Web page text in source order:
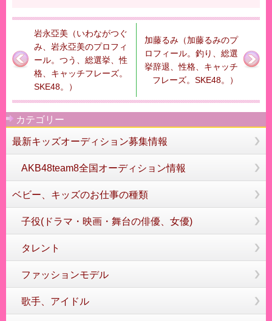
岩永亞美（いわながつぐ
み、岩永亞美のプロフィ
ール。つう、総選挙、性
格、キャッチフレーズ。
SKE48。）
加藤るみ（加藤るみのプ
ロフィール。釣り、総選
挙辞退、性格、キャッチ
フレーズ。SKE48。）
カテゴリー
最新キッズオーディション募集情報
AKB48team8全国オーディション情報
ベビー、キッズのお仕事の種類
子役(ドラマ・映画・舞台の俳優、女優)
タレント
ファッションモデル
歌手、アイドル